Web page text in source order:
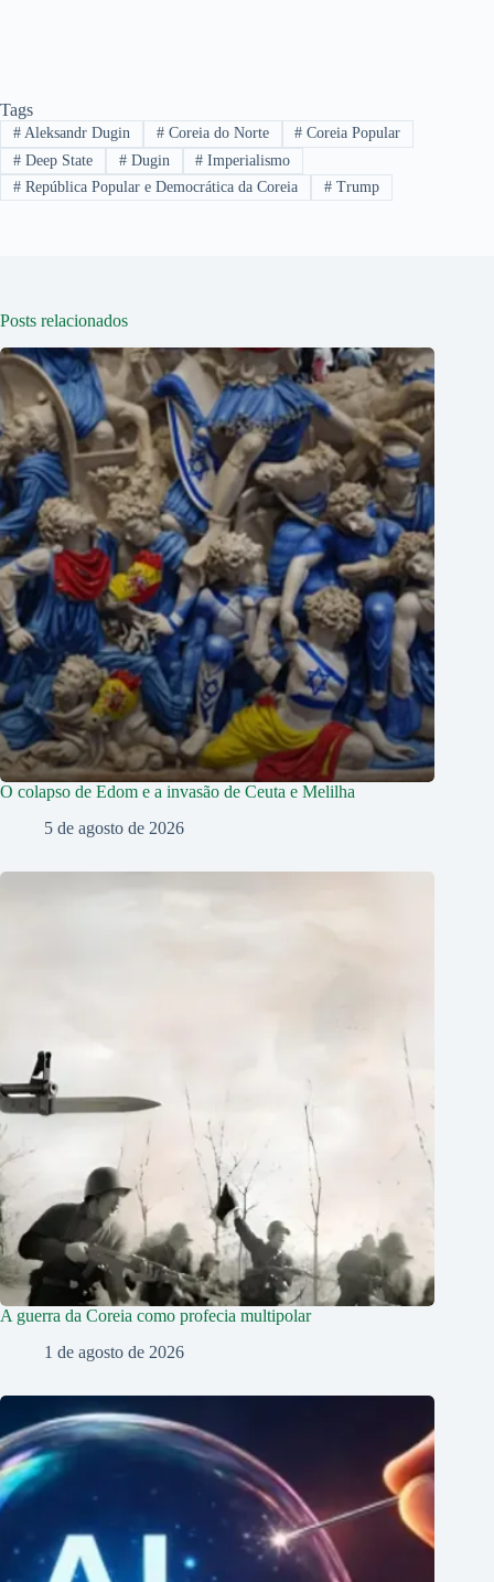
Tags
#Aleksandr Dugin #Coreia do Norte # Coreia Popular
#Deep State #Dugin # Imperialismo
#República Popular e Democrática da Coreia #Trump
Posts relacionados
O colapso de Edom e a invasão de Ceuta e Melilha
5 de agosto de 2026
A guerra da Coreia como profecia multipolar
1 de agosto de 2026